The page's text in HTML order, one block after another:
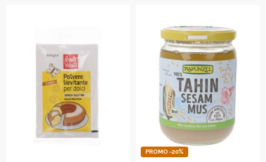
PROMO -20%